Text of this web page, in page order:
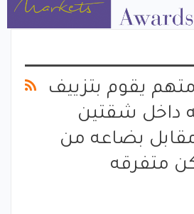
يقوم بتزييف
داخل شقتين
بضاعه من
متفرقه